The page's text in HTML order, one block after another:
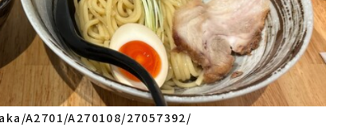
A2701/A270108/27057392/